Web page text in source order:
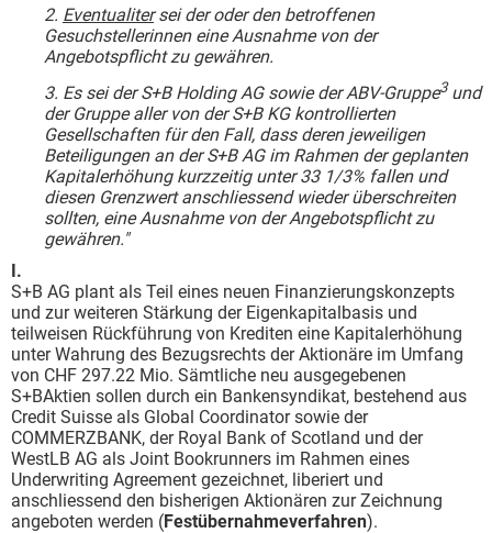
2. Eventualitersei der oder den betroffenen
Gesuchstellerinnen eine Ausnahme von der
Angebotspflicht zu gewähren.
3. Es sei der S+B Holding AG sowie der ABV-Gruppe3und
der Gruppe aller von der S+B KG kontrollierten
Gesellschaften für den Fall, dass deren jeweiligen
Beteiligungen an der S+B AG im Rahmen der geplanten
Kapitalerhöhung kurzzeitig unter 33 1/3% fallen und
diesen Grenzwert anschliessend wieder überschreiten
sollten, eine Ausnahme von der Angebotspflicht zu
gewähren."
I.
S+B AG plant als Teil eines neuen Finanzierungskonzepts
und zur weiteren Stärkung der Eigenkapitalbasis und
teilweisen Rückführung von Krediten eine Kapitalerhöhung
unter Wahrung des Bezugsrechts der Aktionäre im Umfang
von CHF 297.22 Mio. Sämtliche neu ausgegebenen
S+BAktien sollen durch ein Bankensyndikat, bestehend aus
Credit Suisse als Global Coordinator sowie der
COMMERZBANK, der Royal Bank of Scotland und der
WestLB AG als Joint Bookrunners im Rahmen eines
Underwriting Agreement gezeichnet, liberiert und
anschliessend den bisherigen Aktionären zur Zeichnung
angeboten werden (Festübernahmeverfahren).